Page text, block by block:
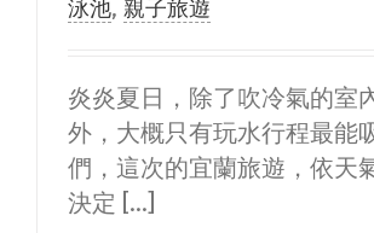
泳池, 親子旅遊
炎炎夏日，除了吹冷氣的室
外，大概只有玩水行程最能
們，這次的宜蘭旅遊，依天
決定 [...]